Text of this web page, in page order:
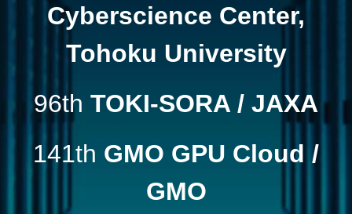
Cyberscience Center,
Tohoku University
96th TOKI-SORA / JAXA
141th GMO GPU Cloud /
GMO